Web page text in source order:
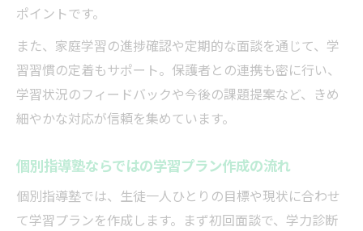
ポイントです。
また、家庭学習の進捗確認や定期的な面談を通じて、学
習習慣の定着もサポート。保護者との連携も密に行い、
学習状況のフィードバックや今後の課題提案など、きめ
細やかな対応が信頼を集めています。
個別指導塾ならではの学習プラン作成の流れ
個別指導塾では、生徒一人ひとりの目標や現状に合わせ
て学習プランを作成します。まず初回面談で、学力診断